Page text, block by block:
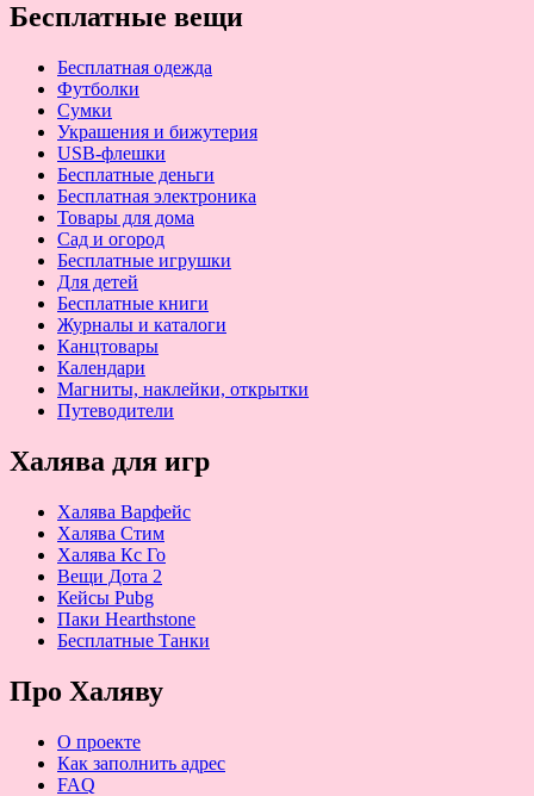
Бесплатные вещи
Бесплатная одежда
Футболки
Сумки
Украшения и бижутерия
USB-флешки
Бесплатные деньги
Бесплатная электроника
Товары для дома
Сад и огород
Бесплатные игрушки
Для детей
Бесплатные книги
Журналы и каталоги
Канцтовары
Календари
Магниты, наклейки, открытки
Путеводители
Халява для игр
Халява Варфейс
Халява Стим
Халява Кс Го
Вещи Дота 2
Кейсы Pubg
Паки Hearthstone
Бесплатные Танки
Про Халяву
О проекте
Как заполнить адрес
FAQ